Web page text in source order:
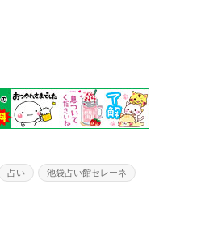
占い 池袋占い館セレーネ